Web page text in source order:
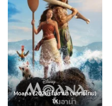
Moana (2026) โมอาน่า (พากย์ไทย)
1X